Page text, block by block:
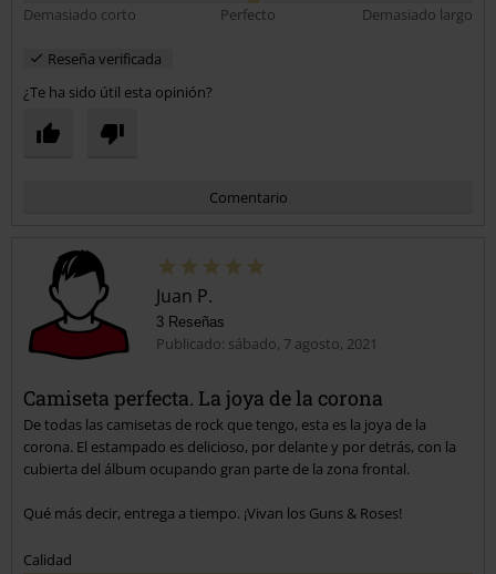
Demasiado corto
Perfecto Demasiado largo
Reseña verificada
¿Te ha sido útil esta opinión?
Comentario
Enviar comentario
Juan P.
3 Reseñas
Publicado: sábado, 7 agosto, 2021
Camiseta perfecta. La joya de la corona
De todas las camisetas de rock que tengo, esta es la joya de la
corona. El estampado es delicioso, por delante y por detrás, con la
cubierta del álbum ocupando gran parte de la zona frontal.
Qué más decir, entrega a tiempo. ¡Vivan los Guns & Roses!
Calidad